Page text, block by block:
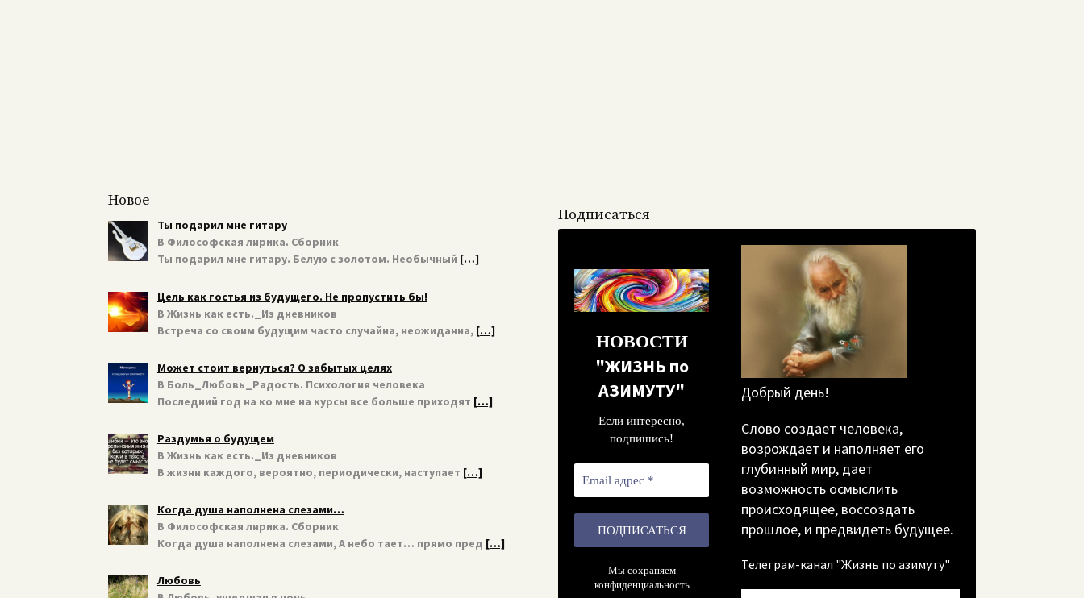
Новое
Ты подарил мне гитару
В Философская лирика. Сборник
Ты подарил мне гитару. Белую с золотом. Необычный […]
Цель как гостья из будущего. Не пропустить бы!
В Жизнь как есть._Из дневников
Встреча со своим будущим часто случайна, неожиданна, […]
Может стоит вернуться? О забытых целях
В Боль_Любовь_Радость. Психология человека
Последний год на ко мне на курсы все больше приходят […]
Раздумья о будущем
В Жизнь как есть._Из дневников
В жизни каждого, вероятно, периодически, наступает […]
Когда душа наполнена слезами…
В Философская лирика. Сборник
Когда душа наполнена слезами, А небо тает… прямо пред […]
Любовь
Подписаться
НОВОСТИ
"ЖИЗНЬ по
АЗИМУТУ"
Если интересно,
подпишись!
Email
адрес
*
Мы сохраняем
конфиденциальность
Добрый день!
Слово создает человека,
возрождает и наполняет его
глубинный мир, дает
возможность осмыслить
происходящее, воссоздать
прошлое, и предвидеть будущее.
Телеграм-канал "Жизнь по азимуту"